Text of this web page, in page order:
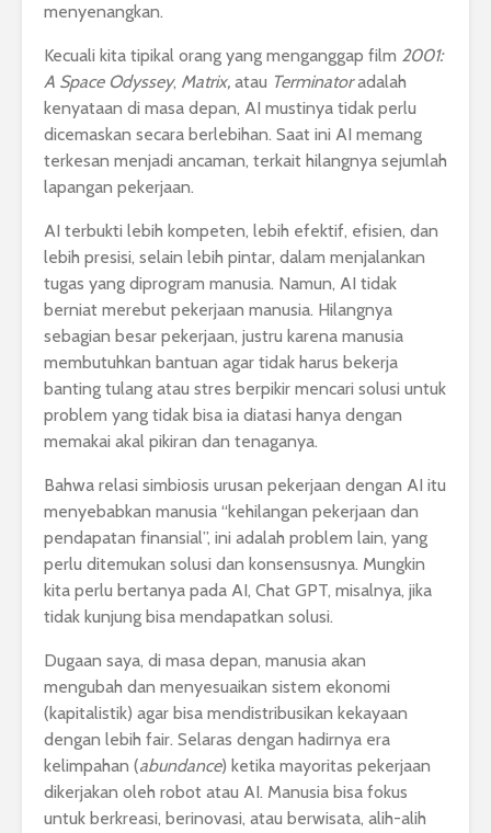
menyenangkan.
Kecuali kita tipikal orang yang menganggap film 2001:
A Space Odyssey, Matrix, atau Terminatoradalah
kenyataan di masa depan, AI mustinya tidak perlu
dicemaskan secara berlebihan. Saat ini AI memang
terkesan menjadi ancaman, terkait hilangnya sejumlah
lapangan pekerjaan.
AI terbukti lebih kompeten, lebih efektif, efisien, dan
lebih presisi, selain lebih pintar, dalam menjalankan
tugas yang diprogram manusia. Namun, AI tidak
berniat merebut pekerjaan manusia. Hilangnya
sebagian besar pekerjaan, justru karena manusia
membutuhkan bantuan agar tidak harus bekerja
banting tulang atau stres berpikir mencari solusi untuk
problem yang tidak bisa ia diatasi hanya dengan
memakai akal pikiran dan tenaganya.
Bahwa relasi simbiosis urusan pekerjaan dengan AI itu
menyebabkan manusia “kehilangan pekerjaan dan
pendapatan finansial”, ini adalah problem lain, yang
perlu ditemukan solusi dan konsensusnya. Mungkin
kita perlu bertanya pada AI, Chat GPT, misalnya, jika
tidak kunjung bisa mendapatkan solusi.
Dugaan saya, di masa depan, manusia akan
mengubah dan menyesuaikan sistem ekonomi
(kapitalistik) agar bisa mendistribusikan kekayaan
dengan lebih fair. Selaras dengan hadirnya era
kelimpahan (abundance) ketika mayoritas pekerjaan
dikerjakan oleh robot atau AI. Manusia bisa fokus
untuk berkreasi, berinovasi, atau berwisata, alih-alih